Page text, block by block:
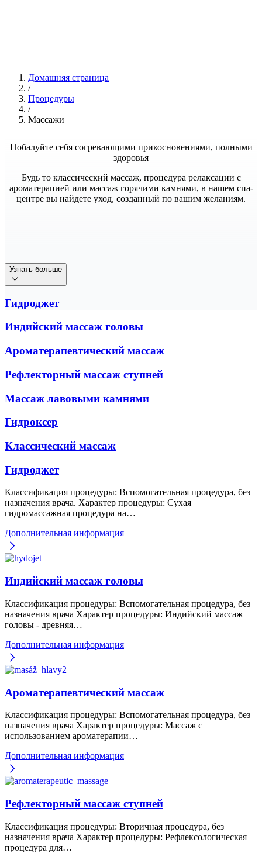
Домашняя страница
/
Процедуры
/
Массажи
Побалуйте себя согревающими прикосновениями, полными
здоровья
Будь то классический массаж, процедура релаксации с
ароматерапией или массаж горячими камнями, в нашем спа-
центре вы найдете уход, созданный по вашим желаниям.
Узнать больше
Гидроджет
Индийский массаж головы
Ароматерапевтический массаж
Рефлекторный массаж ступней
Массаж лавовыми камнями
Гидроксер
Классический массаж
Гидроджет
Классификация процедуры: Вспомогательная процедура, без
назначения врача. Характер процедуры: Сухая
гидромассажная процедура на…
Дополнительная информация
Индийский массаж головы
Классификация процедуры: Вспомогательная процедура, без
назначения врача Характер процедуры: Индийский массаж
головы - древняя…
Дополнительная информация
Ароматерапевтический массаж
Классификация процедуры: Вспомогательная процедура, без
назначения врача Характер процедуры: Массаж с
использованием ароматерапии…
Дополнительная информация
Рефлекторный массаж ступней
Классификация процедуры: Вторичная процедура, без
назначения врача Характер процедуры: Рефлексологическая
процедура для…